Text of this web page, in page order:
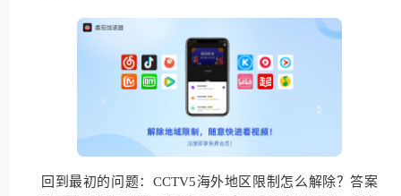
回到最初的问题：CCTV5海外地区限制怎么解除？答案